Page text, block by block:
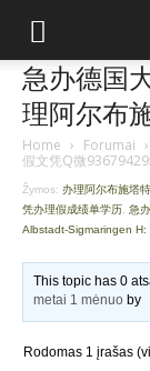
急办德国
理阿尔布
Home › Forumai ›
假文凭Q微
Žymos: 办理阿尔布施塔
凭办理假成绩单学历 急
Albstadt-Sigmaringen
This topic has 0
metai 1 mėnuo by
Rodomas 1 įrašas